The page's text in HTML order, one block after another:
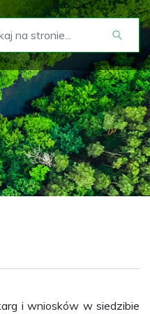
i wniosków w siedzibie